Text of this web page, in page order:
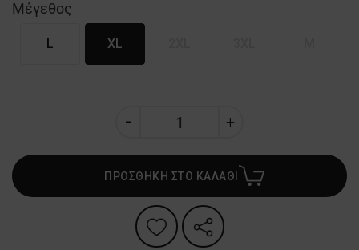
Μέγεθος
L XL
ΠΡΟΣΘΗΚΗ ΣΤΟ ΚΑΛΑΘΙ